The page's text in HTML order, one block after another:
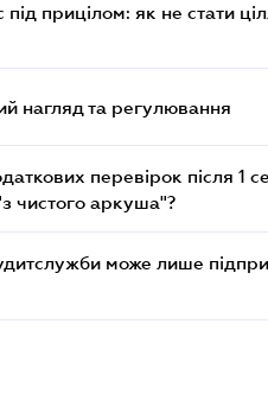
прицілом: як не стати
нагляд та регулювання
перевірок після 1
чистого аркуша"?
може лише